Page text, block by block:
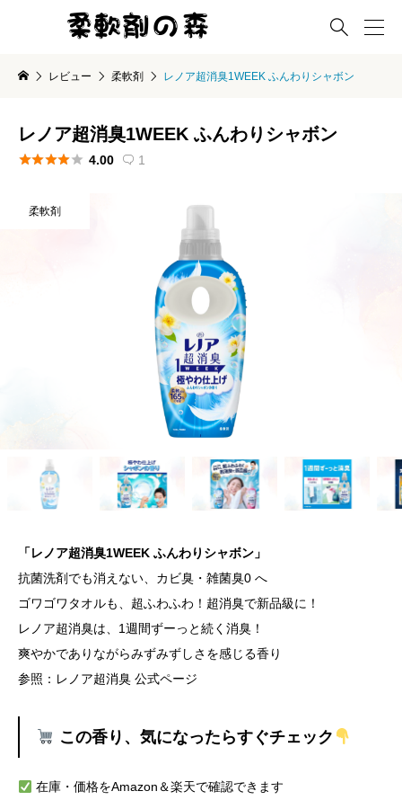

レビュー 柔軟剤 レノア超消臭1WEEK ふんわりシャボン
レノア超消臭1WEEK ふんわりシャボン
 4.00  1
柔軟剤
「レノア超消臭1WEEK ふんわりシャボン」
抗菌洗剤でも消えない、カビ臭・雑菌臭0 へ
ゴワゴワタオルも、超ふわふわ！超消臭で新品級に！
レノア超消臭は、1週間ずーっと続く消臭！
爽やかでありながらみずみずしさを感じる香り
参照：レノア超消臭 公式ページ
この香り、気になったらすぐチェック
在庫・価格をAmazon＆楽天で確認できます